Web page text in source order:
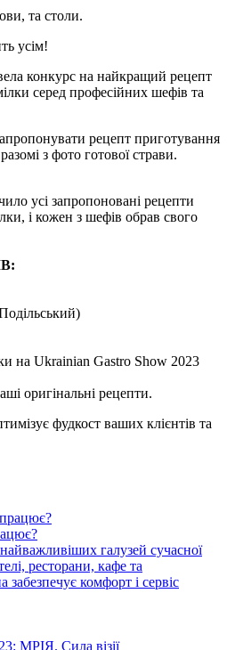
та столи.
усім!
конкурс на найкращий рецепт
серед професійних шефів та
рецепт приготування
з фото готової страви.
усі запропоновані рецепти
і кожен з шефів обрав свого
на Ukrainian Gastro Show 2023
оригінальні рецепти.
фудкост ваших клієнтів та
галузей сучасної
ресторани, кафе та
комфорт і сервіс